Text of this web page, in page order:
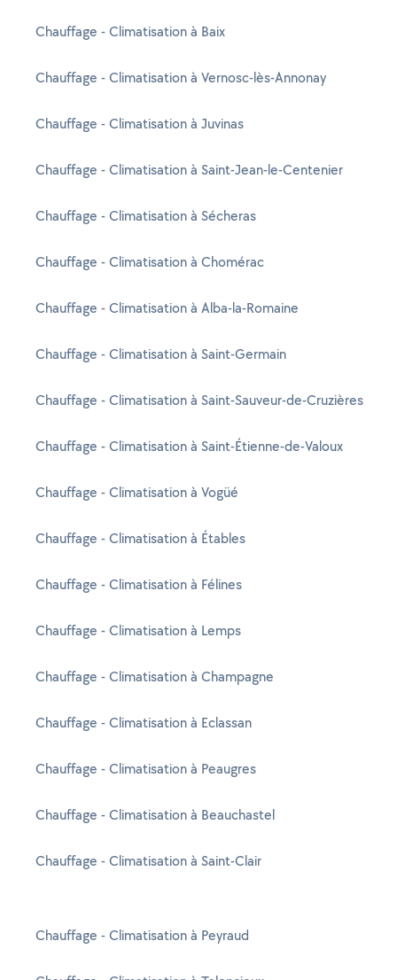
Chauffage - Climatisation à Baix
Chauffage - Climatisation à Vernosc-lès-Annonay
Chauffage - Climatisation à Juvinas
Chauffage - Climatisation à Saint-Jean-le-Centenier
Chauffage - Climatisation à Sécheras
Chauffage - Climatisation à Chomérac
Chauffage - Climatisation à Alba-la-Romaine
Chauffage - Climatisation à Saint-Germain
Chauffage - Climatisation à Saint-Sauveur-de-Cruzières
Chauffage - Climatisation à Saint-Étienne-de-Valoux
Chauffage - Climatisation à Vogüé
Chauffage - Climatisation à Étables
Chauffage - Climatisation à Félines
Chauffage - Climatisation à Lemps
Chauffage - Climatisation à Champagne
Chauffage - Climatisation à Eclassan
Chauffage - Climatisation à Peaugres
Chauffage - Climatisation à Beauchastel
Chauffage - Climatisation à Saint-Clair
Chauffage - Climatisation à Peyraud